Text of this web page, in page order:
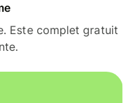
Este complet gratuit